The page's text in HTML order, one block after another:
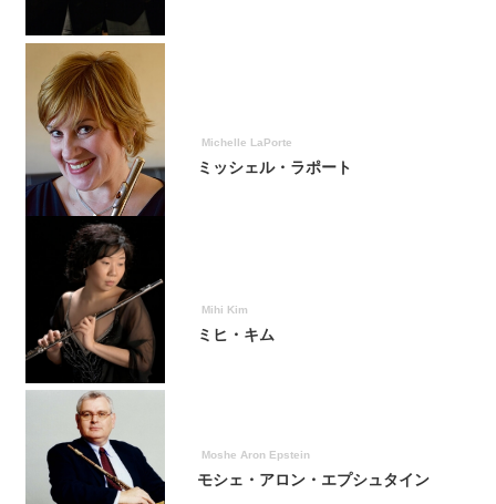
ミッシェル・ラポート
Michelle LaPorte
ミヒ・キム
Mihi Kim
モシェ・アロン・エプシュタイン
Moshe Aron Epstein